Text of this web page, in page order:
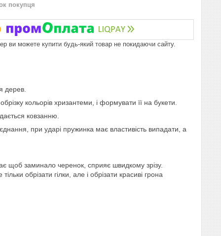
покупця
ви можете купити будь-який товар не покидаючи сайту.
дерев.
кольорів хризантеми, і формувати її на букети.
ковзанню.
при ударі пружинка має властивість випадати, а
щоб заминало черенок, сприяє швидкому зрізу.
обрізати гілки, але і обрізати красиві грона